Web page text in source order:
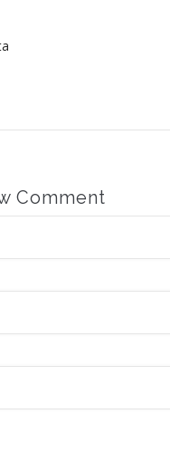
Comment